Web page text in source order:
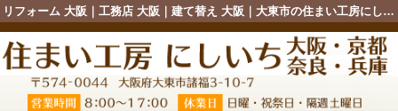
リフォーム 大阪｜工務店 大阪｜建て替え 大阪｜大東市の住まい工房にしいち